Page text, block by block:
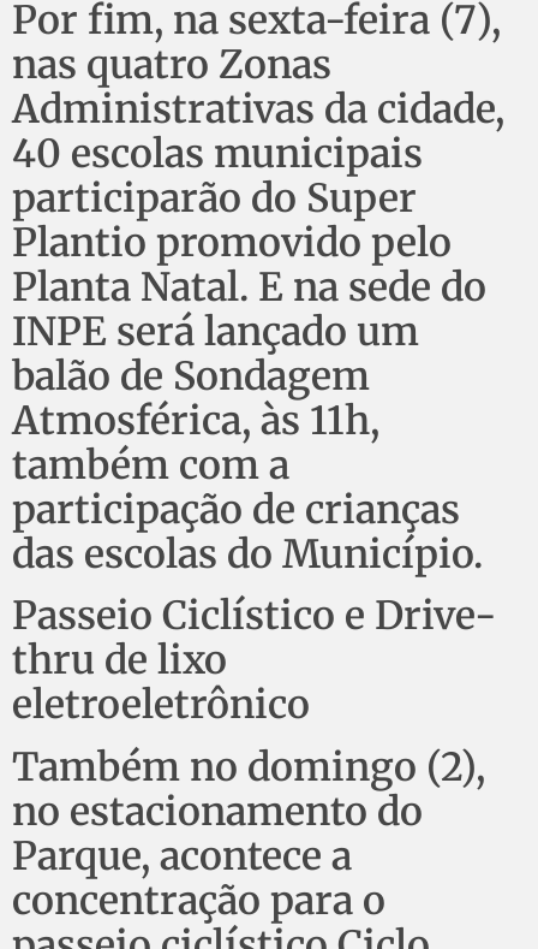
Por fim, na sexta-feira (7),
nas quatro Zonas
Administrativas da cidade,
40 escolas municipais
participarão do Super
Plantio promovido pelo
Planta Natal. E na sede do
INPE será lançado um
balão de Sondagem
Atmosférica, às 11h,
também com a
participação de crianças
das escolas do Município.
Passeio Ciclístico e Drive-
thru de lixo
eletroeletrônico
Também no domingo (2),
no estacionamento do
Parque, acontece a
concentração para o